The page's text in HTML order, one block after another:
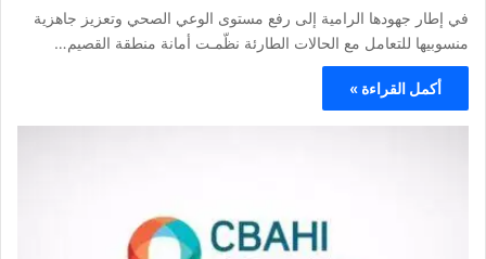
في إطار جهودها الرامية إلى رفع مستوى الوعي الصحي وتعزيز جاهزية
منسوبيها للتعامل مع الحالات الطارئة نظّمـت أمانة منطقة القصيم…
أكمل القراءة »